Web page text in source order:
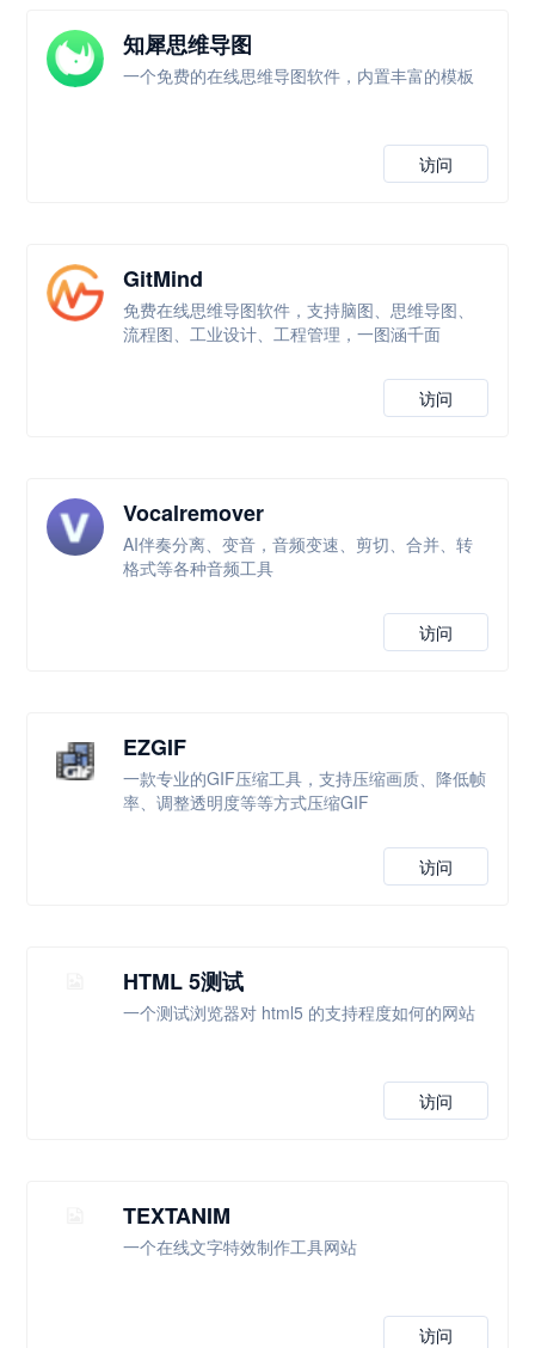
知犀思维导图
一个免费的在线思维导图软件，内置丰富的模板
访问
GitMind
免费在线思维导图软件，支持脑图、思维导图、
流程图、工业设计、工程管理，一图涵千面
访问
Vocalremover
AI伴奏分离、变音，音频变速、剪切、合并、转
格式等各种音频工具
访问
EZGIF
一款专业的GIF压缩工具，支持压缩画质、降低帧
率、调整透明度等等方式压缩GIF
访问
HTML 5测试
一个测试浏览器对 html5 的支持程度如何的网站
访问
TEXTANIM
一个在线文字特效制作工具网站
访问